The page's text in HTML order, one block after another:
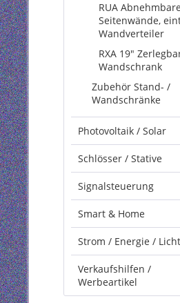
RUA Abnehmbare
Seitenwände,
Wandverteiler
RXA 19"
Wandschrank
Zubehör Stand- /
Wandschränke
Photovoltaik / Solar
Schlösser / Stative
Signalsteuerung
Smart & Home
Strom / Energie / Licht
Verkaufshilfen /
Werbeartikel